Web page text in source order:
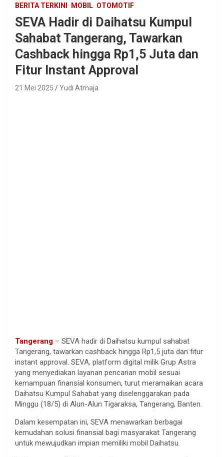
BERITA TERKINI MOBIL OTOMOTIF
SEVA Hadir di Daihatsu Kumpul
Sahabat Tangerang, Tawarkan
Cashback hingga Rp1,5 Juta dan
Fitur Instant Approval
21 Mei 2025 Yudi Atmaja
Tangerang – SEVA hadir di Daihatsu kumpul sahabat
Tangerang, tawarkan cashback hingga Rp1,5 juta dan fitur
instant approval. SEVA, platform digital milik Grup Astra
yang menyediakan layanan pencarian mobil sesuai
kemampuan finansial konsumen, turut meramaikan acara
Daihatsu Kumpul Sahabat yang diselenggarakan pada
Minggu (18/5) di Alun-Alun Tigaraksa, Tangerang, Banten.
Dalam kesempatan ini, SEVA menawarkan berbagai
kemudahan solusi finansial bagi masyarakat Tangerang
untuk mewujudkan impian memiliki mobil Daihatsu.